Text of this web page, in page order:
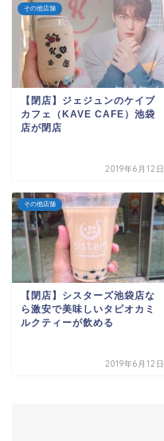
その他店舗
【閉店】ジェジュンのケイブ
カフェ（KAVE CAFE）池袋
店が閉店
2019年6月12日
その他店舗
【閉店】シスターズ池袋店な
ら激安で美味しいタピオカミ
ルクティーが飲める
2019年6月12日